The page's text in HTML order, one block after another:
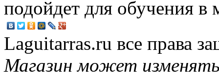
подойдет для обучения
Laguitarras.ru все права
Магазин может